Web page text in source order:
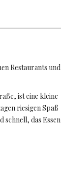
Restaurants und
ist eine kleine
riesigen Spaß
schnell, das Essen